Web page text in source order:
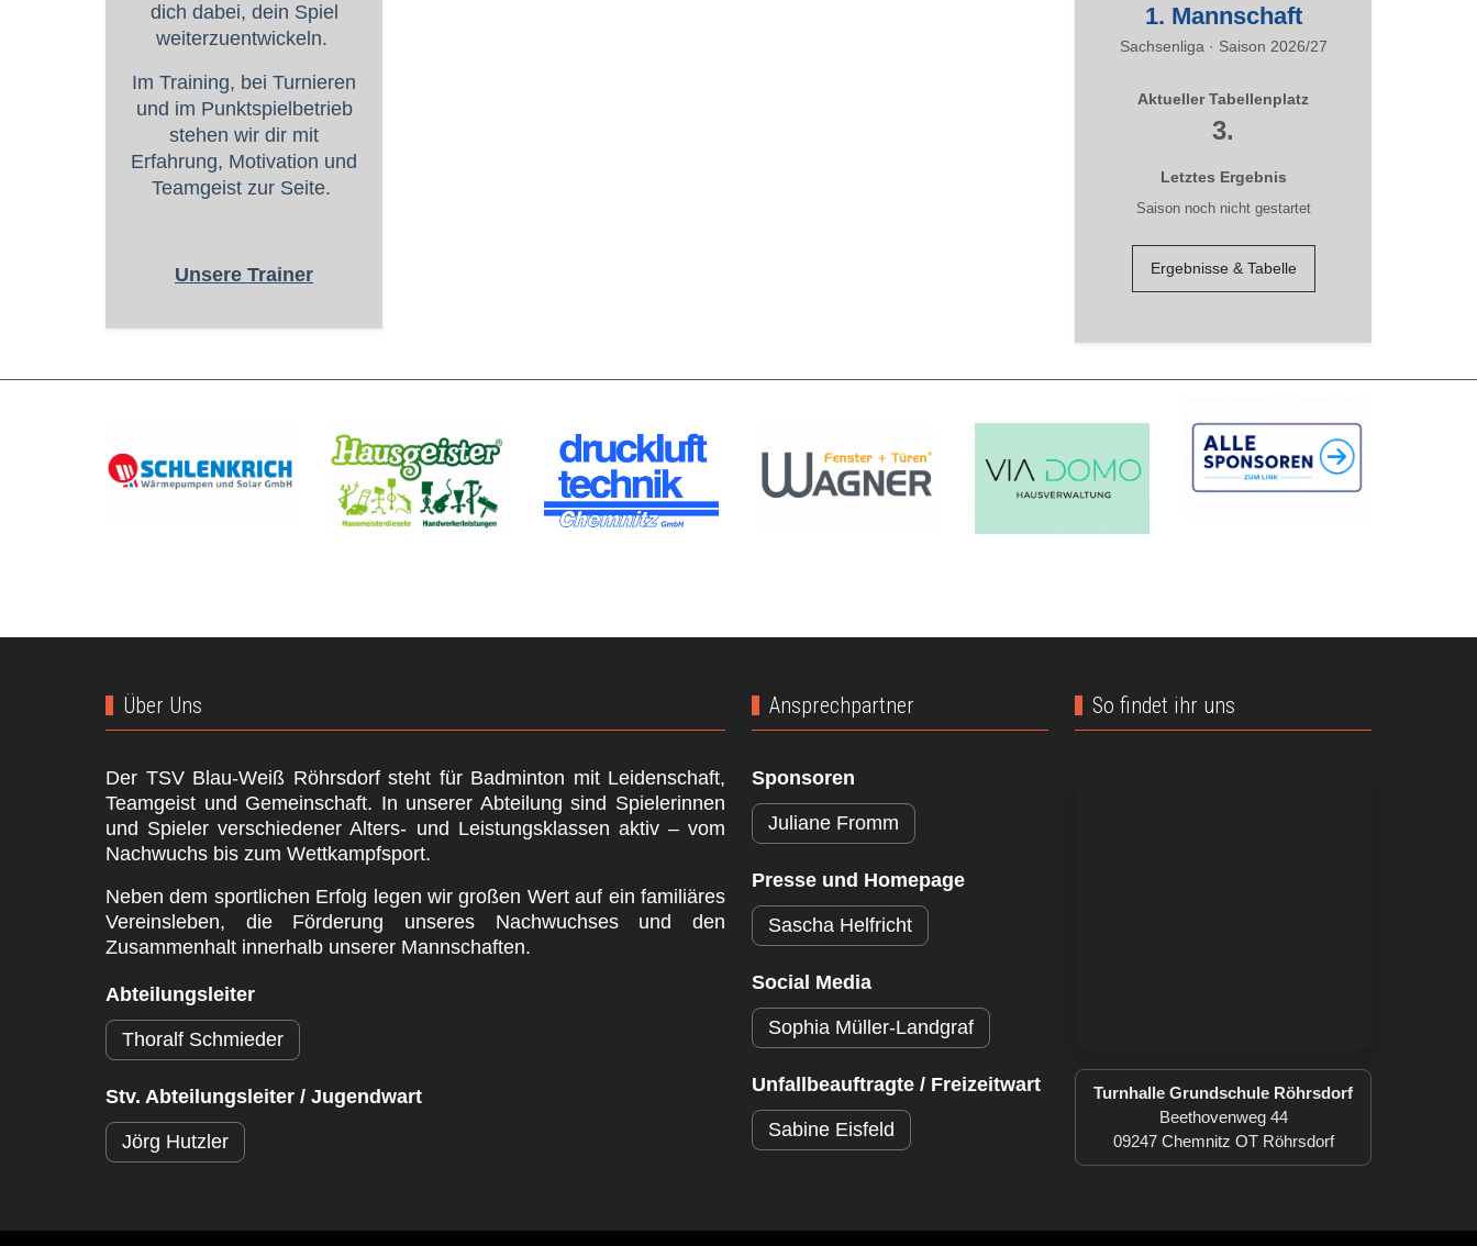
dich dabei, dein Spiel
weiterzuentwickeln.
Im Training, bei Turnieren
und im Punktspielbetrieb
stehen wir dir mit
Erfahrung, Motivation und
Teamgeist zur Seite.
Unsere Trainer
1. Mannschaft
Sachsenliga · Saison 2026/27
Aktueller Tabellenplatz
3.
Letztes Ergebnis
Saison noch nicht gestartet
Ergebnisse & Tabelle
Über Uns
Der TSV Blau-Weiß Röhrsdorf steht für Badminton mit Leidenschaft,
Teamgeist und Gemeinschaft. In unserer Abteilung sind Spielerinnen
und Spieler verschiedener Alters- und Leistungsklassen aktiv – vom
Nachwuchs bis zum Wettkampfsport.
Neben dem sportlichen Erfolg legen wir großen Wert auf ein familiäres
Vereinsleben, die Förderung unseres Nachwuchses und den
Zusammenhalt innerhalb unserer Mannschaften.
Abteilungsleiter
Thoralf Schmieder
Stv. Abteilungsleiter / Jugendwart
Jörg Hutzler
Ansprechpartner
Sponsoren
Juliane Fromm
Presse und Homepage
Sascha Helfricht
Social Media
Sophia Müller-Landgraf
Unfallbeauftragte / Freizeitwart
Sabine Eisfeld
So findet ihr uns
Turnhalle Grundschule Röhrsdorf
Beethovenweg 44
09247 Chemnitz OT Röhrsdorf